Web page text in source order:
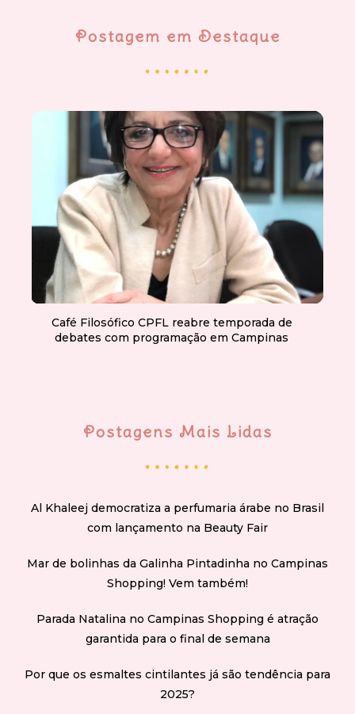
Postagem em Destaque
Café Filosófico CPFL reabre temporada de
debates com programação em Campinas
Postagens Mais Lidas
Al Khaleej democratiza a perfumaria árabe no Brasil
com lançamento na Beauty Fair
Mar de bolinhas da Galinha Pintadinha no Campinas
Shopping! Vem também!
Parada Natalina no Campinas Shopping é atração
garantida para o final de semana
Por que os esmaltes cintilantes já são tendência para
2025?